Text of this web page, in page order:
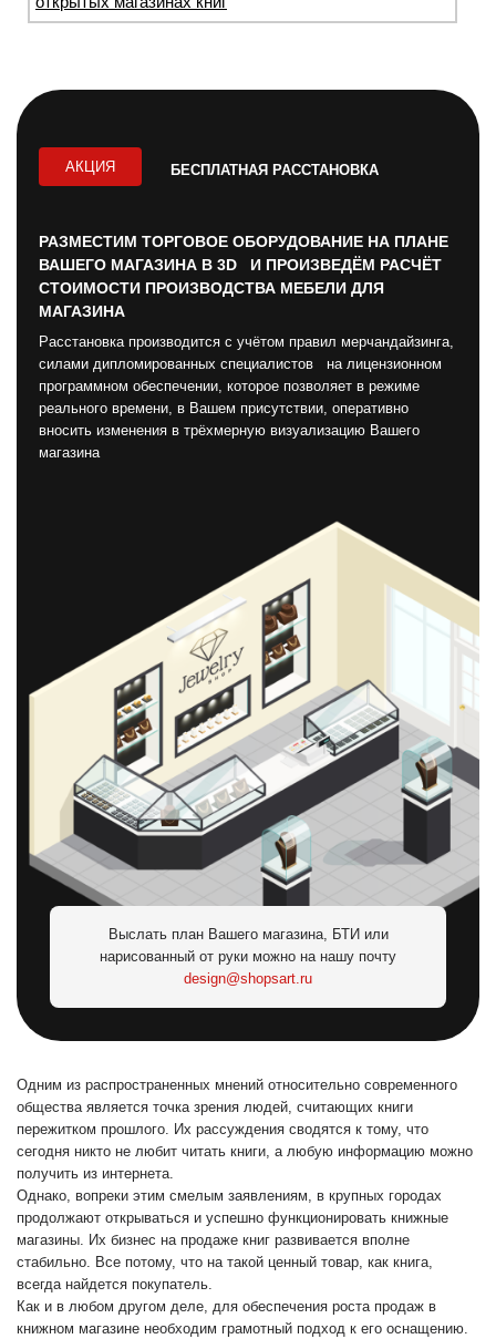
АКЦИЯ БЕСПЛАТНАЯ РАССТАНОВКА
РАЗМЕСТИМ ТОРГОВОЕ ОБОРУДОВАНИЕ НА ПЛАНЕ
ВАШЕГО МАГАЗИНА В 3D И ПРОИЗВЕДЁМ РАСЧЁТ
СТОИМОСТИ ПРОИЗВОДСТВА МЕБЕЛИ ДЛЯ
МАГАЗИНА
Расстановка производится с учётом правил мерчандайзинга,
силами дипломированных специалистов на лицензионном
программном обеспечении, которое позволяет в режиме
реального времени, в Вашем присутствии, оперативно
вносить изменения в трёхмерную визуализацию Вашего
магазина
Выслать план Вашего магазина, БТИ или
нарисованный от руки можно на нашу почту
design@shopsart.ru
Одним из распространенных мнений относительно современного
общества является точка зрения людей, считающих книги
пережитком прошлого. Их рассуждения сводятся к тому, что
сегодня никто не любит читать книги, а любую информацию можно
получить из интернета.
Однако, вопреки этим смелым заявлениям, в крупных городах
продолжают открываться и успешно функционировать книжные
магазины. Их бизнес на продаже книг развивается вполне
стабильно. Все потому, что на такой ценный товар, как книга,
всегда найдется покупатель.
Как и в любом другом деле, для обеспечения роста продаж в
книжном магазине необходим грамотный подход к его оснащению.